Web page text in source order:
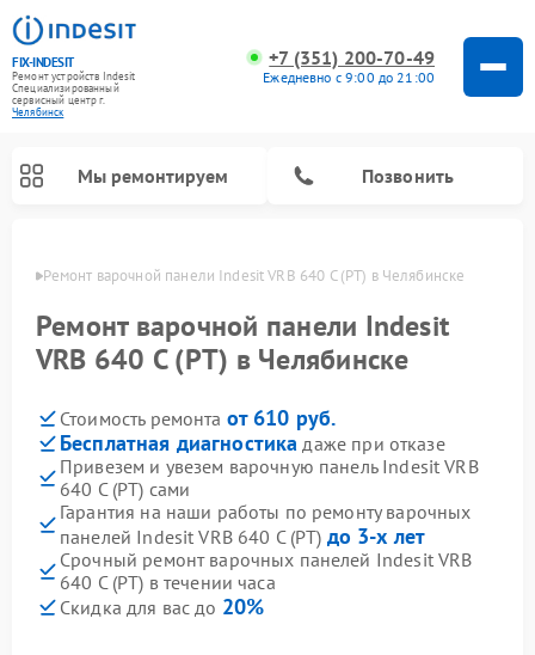
FIX-INDESIT
Ремонт устройств Indesit
Специализированный
cервисный центр г.
Челябинск
+7 (351) 200-70-49
Ежедневно с 9:00 до 21:00
Мы ремонтируем Позвонить
Ремонт варочной панели Indesit VRB 640 C (PT) в Челябинске
Ремонт варочной панели Indesit
VRB 640 C (PT) в Челябинске
Стоимость ремонта от 610 руб.
Бесплатная диагностика даже при отказе
Привезем и увезем варочную панель Indesit VRB
640 C (PT) сами
Гарантия на наши работы по ремонту варочных
панелей Indesit VRB 640 C (PT) до 3-х лет
Срочный ремонт варочных панелей Indesit VRB
640 C (PT) в течении часа
Скидка для вас до 20%